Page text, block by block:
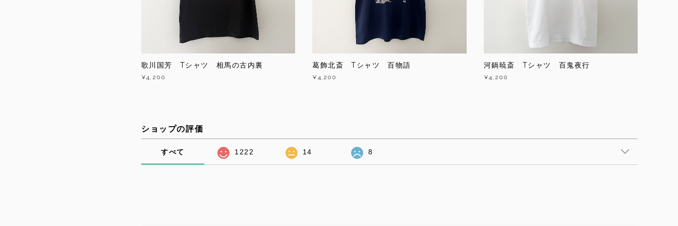
歌川国芳 Tシャツ 相馬の古内裏
¥4,200
葛飾北斎 Tシャツ 百物語
¥4,200
河鍋暁斎 Tシャツ 百鬼夜行
¥4,200
ショップの評価
すべて 1222 14 8